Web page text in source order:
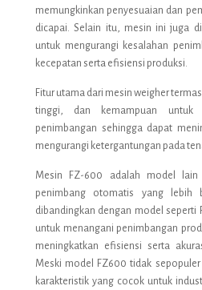
memungkinkan penyesuaian dan
dicapai. Selain itu, mesin ini juga
untuk mengurangi kesalahan
kecepatan serta efisiensi produksi.
Fitur utama dari mesin weigher
tinggi, dan kemampuan untuk
penimbangan sehingga dapat
mengurangi ketergantungan pada
Mesin FZ-600 adalah model
penimbang otomatis yang lebih
dibandingkan dengan model seperti
untuk menangani penimbangan
meningkatkan efisiensi serta
Meski model FZ600 tidak
karakteristik yang cocok untuk